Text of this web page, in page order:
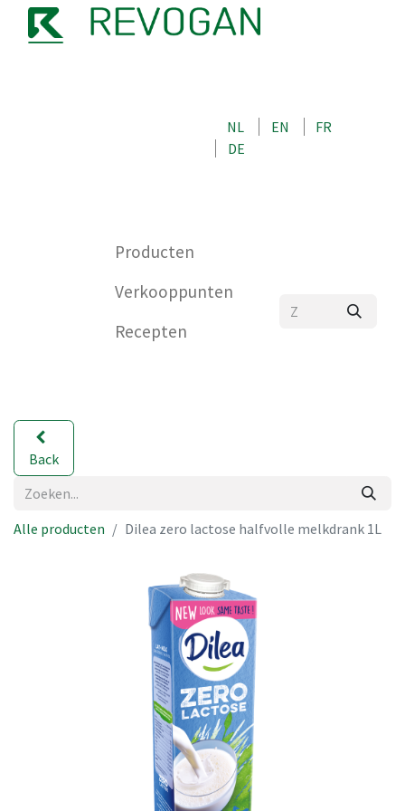
NL EN
FR
DE
Producten
Verkooppunten
Recepten
Back
Alle producten Dilea zero lactose halfvolle melkdrank 1L